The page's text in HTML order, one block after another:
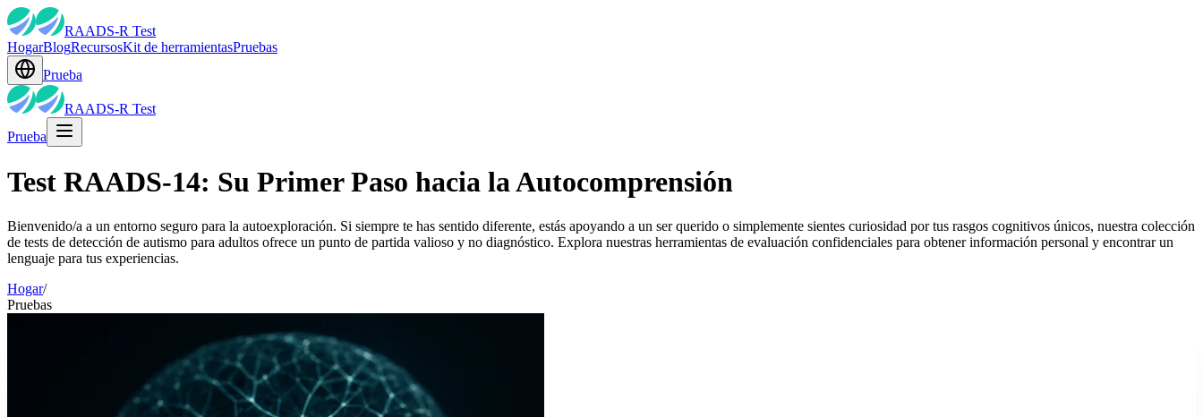
RAADS-R Test
HogarBlogRecursosKit de herramientasPruebas
Prueba
RAADS-R Test
Prueba
Test RAADS-14: Su Primer Paso hacia la Autocomprensión
Bienvenido/a a un entorno seguro para la autoexploración. Si siempre te has sentido diferente, estás apoyando a un ser querido o simplemente sientes curiosidad por tus rasgos cognitivos únicos, nuestra colección
de tests de detección de autismo para adultos ofrece un punto de partida valioso y no diagnóstico. Explora nuestras herramientas de evaluación confidenciales para obtener información personal y encontrar un
lenguaje para tus experiencias.
Hogar/
Pruebas